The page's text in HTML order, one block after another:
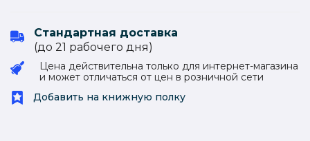
Стандартная доставка
(до 21 рабочего дня)
Цена действительна только для интернет-магазина
и может отличаться от цен в розничной сети
Добавить на книжную полку